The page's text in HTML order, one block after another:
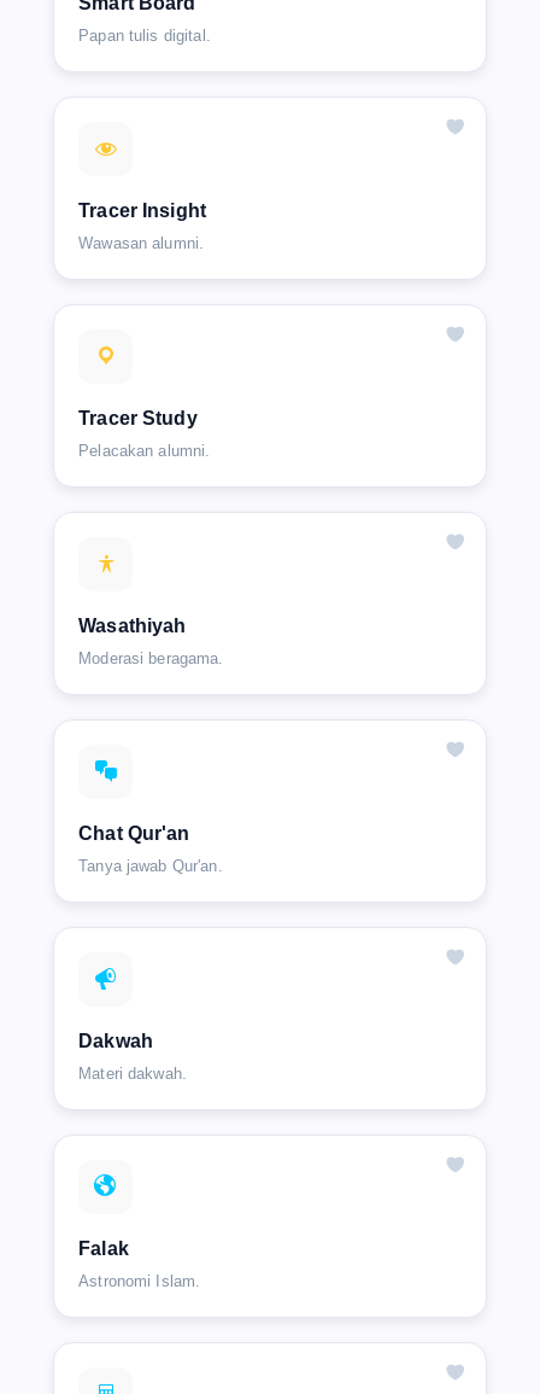
Papan tulis digital.
Tracer Insight
Wawasan alumni.
Tracer Study
Pelacakan alumni.
Wasathiyah
Moderasi beragama.
Chat Qur'an
Tanya jawab Qur'an.
Dakwah
Materi dakwah.
Falak
Astronomi Islam.